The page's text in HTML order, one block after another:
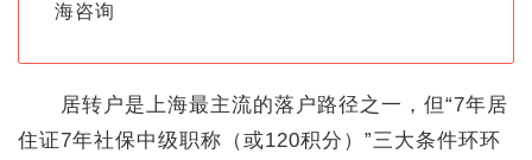
海咨询
居转户是上海最主流的落户路径之一，但“7年居
住证7年社保中级职称（或120积分）”三大条件环环